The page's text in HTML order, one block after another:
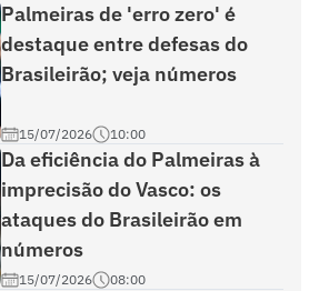
Palmeiras de 'erro zero' é
destaque entre defesas do
Brasileirão; veja números
15/07/2026 10:00
Da eficiência do Palmeiras à
imprecisão do Vasco: os
ataques do Brasileirão em
números
15/07/2026 08:00